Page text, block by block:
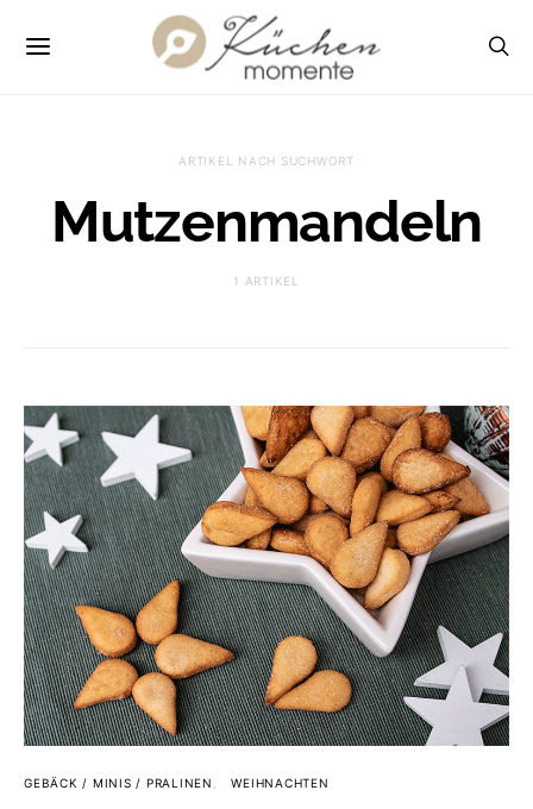
ARTIKEL NACH SUCHWORT
Mutzenmandeln
1 ARTIKEL
GEBÄCK / MINIS / PRALINEN WEIHNACHTEN